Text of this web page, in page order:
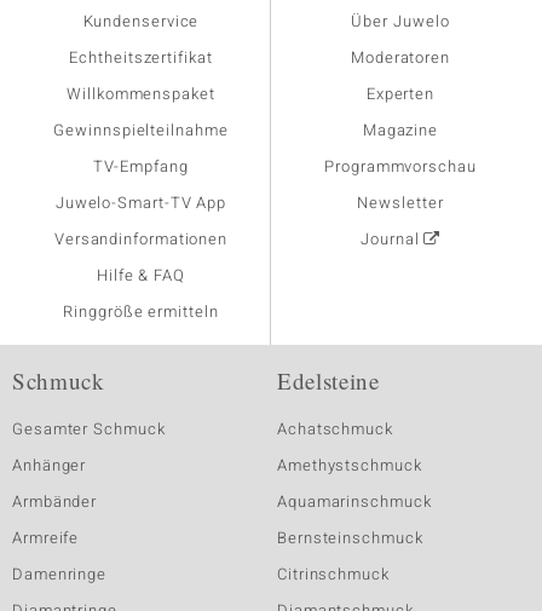
Kundenservice
Echtheitszertifikat
Willkommenspaket
Gewinnspielteilnahme
TV-Empfang
Juwelo-Smart-TV App
Versandinformationen
Hilfe & FAQ
Ringgröße ermitteln
Über Juwelo
Moderatoren
Experten
Magazine
Programmvorschau
Newsletter
Journal
Schmuck
Gesamter Schmuck
Anhänger
Armbänder
Armreife
Damenringe
Edelsteine
Achatschmuck
Amethystschmuck
Aquamarinschmuck
Bernsteinschmuck
Citrinschmuck